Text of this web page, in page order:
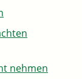
nehmen